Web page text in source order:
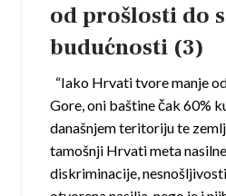
od prošlosti do
budućnosti (3)
“Iako Hrvati tvore manje
Gore, oni baštine čak 60%
današnjem teritoriju te
tamošnji Hrvati meta
diskriminacije,